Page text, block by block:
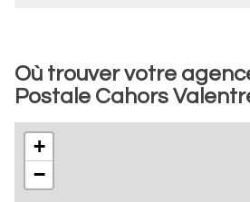
Où trouver votre
Postale Cahors
+
−